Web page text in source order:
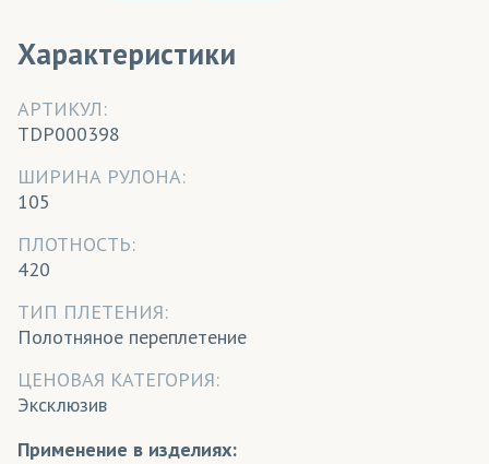
Характеристики
АРТИКУЛ:
TDP000398
ШИРИНА РУЛОНА:
105
ПЛОТНОСТЬ:
420
ТИП ПЛЕТЕНИЯ:
Полотняное переплетение
ЦЕНОВАЯ КАТЕГОРИЯ:
Эксклюзив
Применение в изделиях: